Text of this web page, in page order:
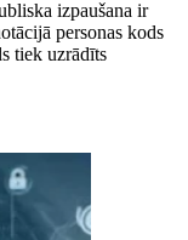
izpaušana ir
personas kods
tiek uzrādīts